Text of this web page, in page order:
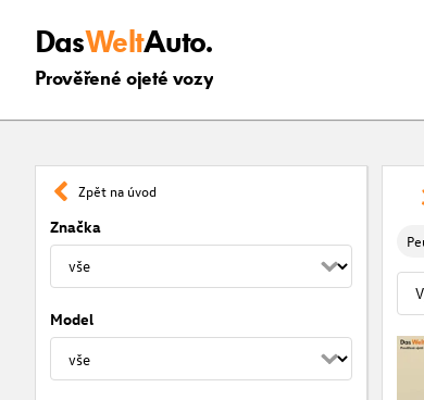
DasWeltAuto.
Prověřené ojeté vozy
Zpět na úvod
Značka
Model